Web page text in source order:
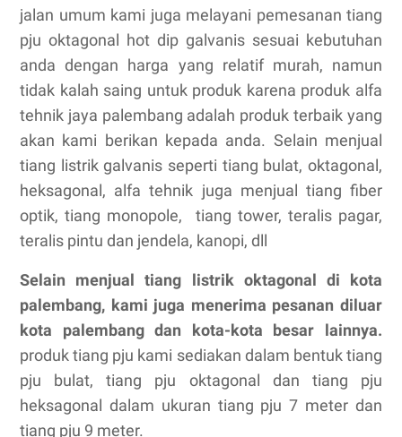
jalan umum kami juga melayani pemesanan tiang
pju oktagonal hot dip galvanis sesuai kebutuhan
anda dengan harga yang relatif murah, namun
tidak kalah saing untuk produk karena produk alfa
tehnik jaya palembang adalah produk terbaik yang
akan kami berikan kepada anda. Selain menjual
tiang listrik galvanis seperti tiang bulat, oktagonal,
heksagonal, alfa tehnik juga menjual tiang fiber
optik, tiang monopole, tiang tower, teralis pagar,
teralis pintu dan jendela, kanopi, dll
Selain menjual tiang listrik oktagonal di kota
palembang, kami juga menerima pesanan diluar
kota palembang dan kota-kota besar lainnya.
produk tiang pju kami sediakan dalam bentuk tiang
pju bulat, tiang pju oktagonal dan tiang pju
heksagonal dalam ukuran tiang pju 7 meter dan
tiang pju 9 meter.